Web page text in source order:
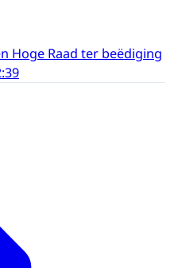
Hoge Raad ter beëdiging